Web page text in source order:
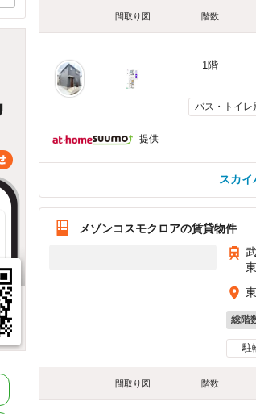
間取り図 階数
1階
バス・トイレ
提供
スカ
メゾンコスモクロアの賃貸物件
総階
駐
間取り図 階数